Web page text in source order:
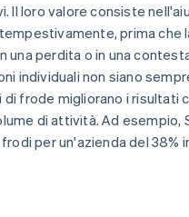
Il loro valore consiste
prima che
una perdita o in una
individuali non siano
frode migliorano i risultati
di attività. Ad esempio,
per un'azienda del 38%